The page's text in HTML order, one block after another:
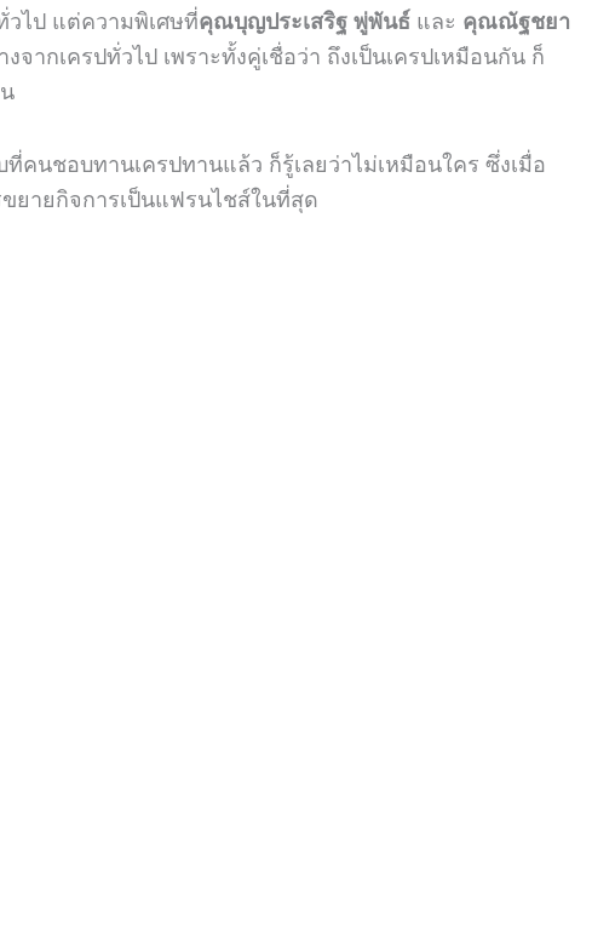
วไป แต่ความพิเศษที่คุณบุญประเสริฐ พู่พันธ์ และ คุณณัฐชยา
กเครปทั่วไป เพราะทั้งคู่เชื่อว่า ถึงเป็นเครปเหมือนกัน ก็
คนชอบทานเครปทานแล้ว ก็รู้เลยว่าไม่เหมือนใคร ซึ่งเมื่อ
ยายกิจการเป็นแฟรนไชส์ในที่สุด